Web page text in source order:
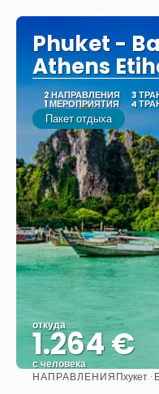
Phuket -
Athens
2 НАПРАВЛЕНИЯ 3
1 МЕРОПРИЯТИЯ 4
Пакет отдыха
откуда
1.264 €
с человека
НАПРАВЛЕНИЯПхукет ·